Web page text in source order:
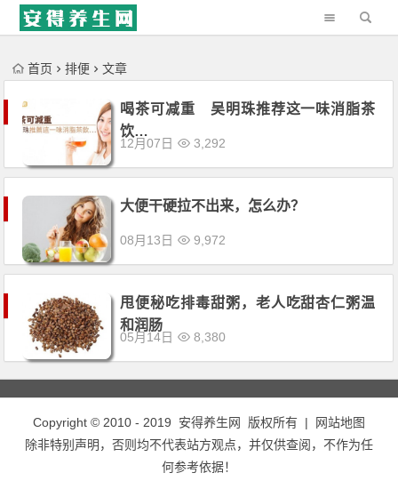
'); })();
首页 排便 文章
喝茶可减重 吴明珠推荐这一味消脂茶
饮…
12月07日 3,292
大便干硬拉不出来，怎么办？
08月13日 9,972
甩便秘吃排毒甜粥，老人吃甜杏仁粥温
和润肠
05月14日 8,380
Copyright © 2010 - 2019 安得养生网 版权所有 |
网站地图
除非特别声明，否则均不代表站方观点，并仅供查阅，不作为任
何参考依据！